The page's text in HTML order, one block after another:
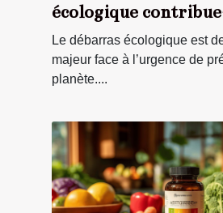
écologique
protection de
?
Le débarras écologique est
majeur face à l’urgence de
planète....